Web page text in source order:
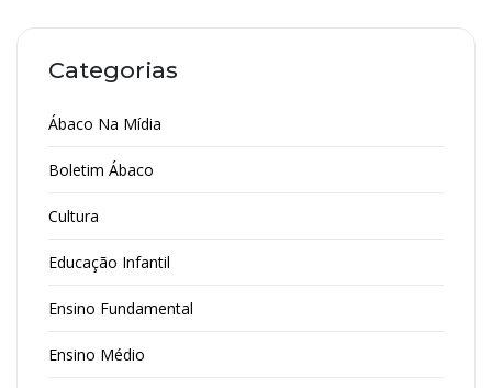
Categorias
Ábaco Na Mídia
Boletim Ábaco
Cultura
Educação Infantil
Ensino Fundamental
Ensino Médio